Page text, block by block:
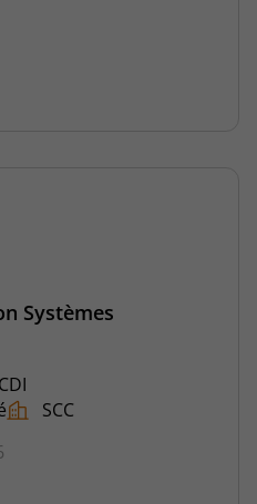
Systèmes
CDI
SCC